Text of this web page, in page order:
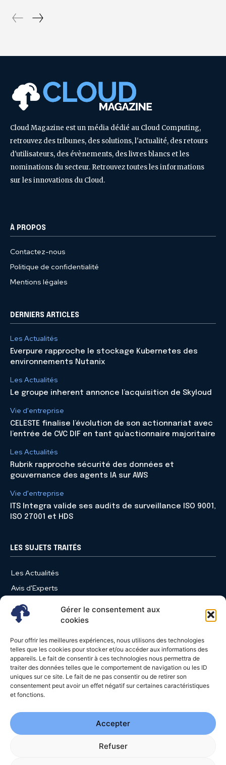
Gérer le consentement aux
cookies
Pour offrir les meilleures expériences, nous utilisons des technologies
telles que les cookies pour stocker et/ou accéder aux informations des
appareils. Le fait de consentir à ces technologies nous permettra de
traiter des données telles que le comportement de navigation ou les ID
uniques sur ce site. Le fait de ne pas consentir ou de retirer son
consentement peut avoir un effet négatif sur certaines caractéristiques
et fonctions.
Accepter
Refuser
Cloud Magazine est un média dédié au Cloud Computing,
retrouvez des tribunes, des solutions, l'actualité, des retours
d'utilisateurs, des évènements, des livres blancs et les
nominations du secteur. Retrouvez toutes les informations
sur les innovations du Cloud.
À PROPOS
Contactez-nous
Politique de confidentialité
Mentions légales
DERNIERS ARTICLES
Les Actualités
Everpure rapproche le stockage Kubernetes des
environnements Nutanix
Les Actualités
Le groupe inherent annonce l’acquisition de Skyloud
Vie d'entreprise
CELESTE finalise l’évolution de son actionnariat avec
l’entrée de CVC DIF en tant qu’actionnaire majoritaire
Les Actualités
Rubrik rapproche sécurité des données et
gouvernance des agents IA sur AWS
Vie d'entreprise
ITS Integra valide ses audits de surveillance ISO 9001,
ISO 27001 et HDS
LES SUJETS TRAITÉS
Les Actualités
Avis d'Experts
Produits et Services
Vie d'entreprise
Nominations
Études
Évènements
Video News